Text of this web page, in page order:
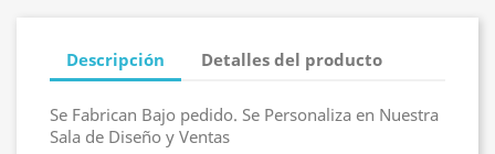
Descripción Detalles del producto
Se Fabrican Bajo pedido. Se Personaliza en Nuestra
Sala de Diseño y Ventas